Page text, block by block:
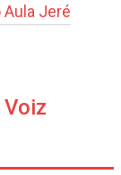
Aula Jeré